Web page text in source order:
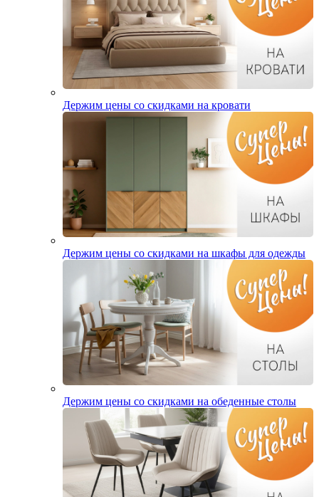
Держим цены со скидками на кровати
Держим цены со скидками на шкафы для одежды
Держим цены со скидками на обеденные столы